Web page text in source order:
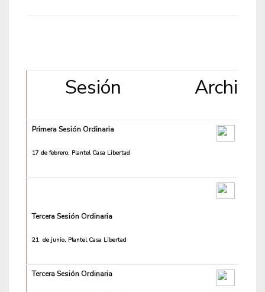
Sesión Archivo
Primera Sesión Ordinaria
17 de febrero, Plantel Casa Libertad
Tercera Sesión Ordinaria
21 de junio, Plantel Casa Libertad
Tercera Sesión Ordinaria